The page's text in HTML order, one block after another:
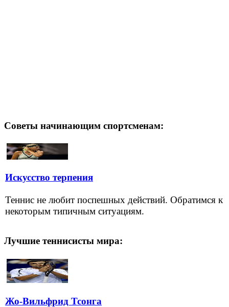
Советы начинающим спортсменам:
Искусство терпения
Теннис не любит поспешных действий. Обратимся к
некоторым типичным ситуациям.
Лучшие теннисисты мира:
Жо-Вильфрид Тсонга